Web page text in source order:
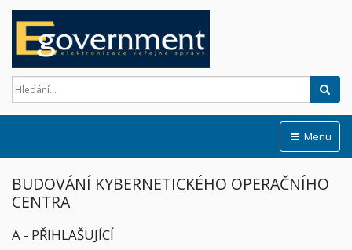
Menu
BUDOVÁNÍ KYBERNETICKÉHO OPERAČNÍHO
CENTRA
A - PŘIHLAŠUJÍCÍ